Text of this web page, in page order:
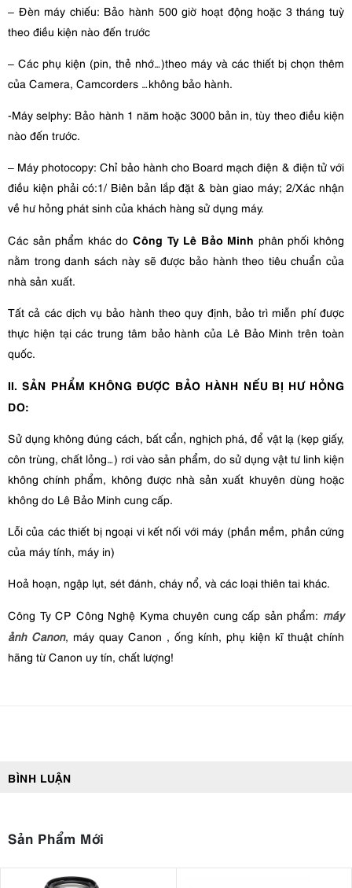
– Đèn máy chiếu: Bảo hành 500 giờ hoạt động hoặc 3 tháng tuỳ
theo điều kiện nào đến trước
– Các phụ kiện (pin, thẻ nhớ…)theo máy và các thiết bị chọn thêm
của Camera, Camcorders …không bảo hành.
-Máy selphy: Bảo hành 1 năm hoặc 3000 bản in, tùy theo điều kiện
nào đến trước.
– Máy photocopy: Chỉ bảo hành cho Board mạch điện & điện tử với
điều kiện phải có:1/ Biên bản lắp đặt & bàn giao máy; 2/Xác nhận
về hư hỏng phát sinh của khách hàng sử dụng máy.
Các sản phẩm khác do Công Ty Lê Bảo Minh phân phối không
nằm trong danh sách này sẽ được bảo hành theo tiêu chuẩn của
nhà sản xuất.
Tất cả các dịch vụ bảo hành theo quy định, bảo trì miễn phí được
thực hiện tại các trung tâm bảo hành của Lê Bảo Minh trên toàn
quốc.
II. SẢN PHẨM KHÔNG ĐƯỢC BẢO HÀNH NẾU BỊ HƯ HỎNG
DO:
Sử dụng không đúng cách, bất cẩn, nghịch phá, để vật lạ (kẹp giấy,
côn trùng, chất lỏng…) rơi vào sản phẩm, do sử dụng vật tư linh kiện
không chính phẩm, không được nhà sản xuất khuyên dùng hoặc
không do Lê Bảo Minh cung cấp.
Lỗi của các thiết bị ngoại vi kết nối với máy (phần mềm, phần cứng
của máy tính, máy in)
Hoả hoạn, ngập lụt, sét đánh, cháy nổ, và các loại thiên tai khác.
Công Ty CP Công Nghệ Kyma chuyên cung cấp sản phẩm: máy
ảnh Canon, máy quay Canon , ống kính, phụ kiện kĩ thuật chính
hãng từ Canon uy tín, chất lượng!
BÌNH LUẬN
Sản Phẩm Mới